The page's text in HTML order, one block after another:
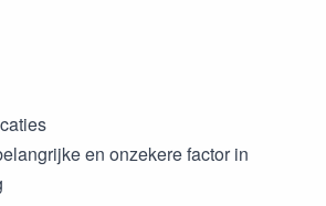
en onzekere factor in